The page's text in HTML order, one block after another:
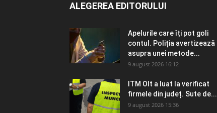
ALEGEREA EDITORULUI
Apelurile care îți pot goli
contul. Poliția avertizează
asupra unei metode...
9 august 2026 16:12
ITM Olt a luat la verificat
firmele din județ. Sute de...
9 august 2026 15:36